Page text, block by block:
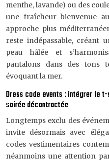
menthe, lavande) ou des
une fraîcheur bienvenue
approche plus
reste indépassable, créant
peau hâlée et
pantalons dans des tons
évoquant la mer.
Dress code events : intégrer le
soirée décontractée
Longtemps exclu des
invite désormais avec
codes vestimentaires
néanmoins une attention